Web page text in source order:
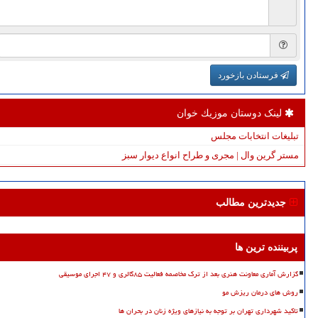
فرستادن بازخورد
لینک دوستان موزیك خوان
تبلیغات انتخابات مجلس
مستر گرین وال | مجری و طراح انواع دیوار سبز
جدیدترین مطالب
پربیننده ترین ها
گزارش آماری معاونت هنری بعد از ترک مخاصمه فعالیت ۸۵گالری و ۴۷ اجرای موسیقی
روش های درمان ریزش مو
تاکید شهرداری تهران بر توجه به نیازهای ویژه زنان در بحران ها